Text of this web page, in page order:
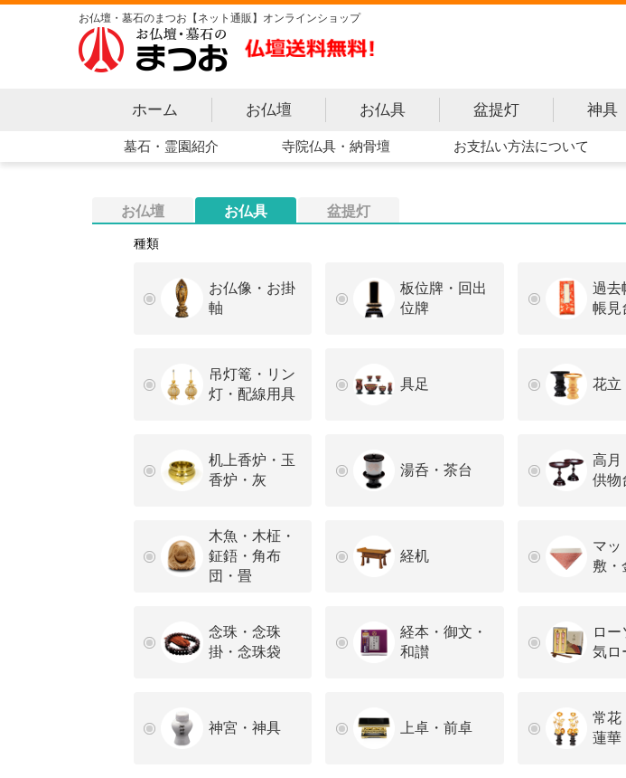
お仏壇・墓石のまつお【ネット通販】オンラインショップ
ホーム お仏壇 お仏具 盆提灯 神具
墓石・霊園紹介 寺院仏具・納骨壇 お支払い方法について
お仏壇 お仏具 盆提灯
種類
お仏像・お掛
軸
板位牌・回出
位牌
過去
帳見
吊灯篭・リン
灯・配線用具
具足 花立
机上香炉・玉
香炉・灰
湯呑・茶台
高月
供物
木魚・木柾・
鉦鋙・角布
団・畳
経机
マッ
敷・
念珠・念珠
掛・念珠袋
経本・御文・
和讃
ロー
気ロ
神宮・神具 上卓・前卓
常花
蓮華